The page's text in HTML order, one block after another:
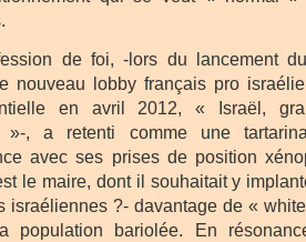
de foi, -lors du lancement
nouveau lobby français pro
en avril 2012, « Israël,
»-, a retenti comme une
avec ses prises de position
le maire, dont il souhaitait y
israéliennes ?- davantage de «
population bariolée. En